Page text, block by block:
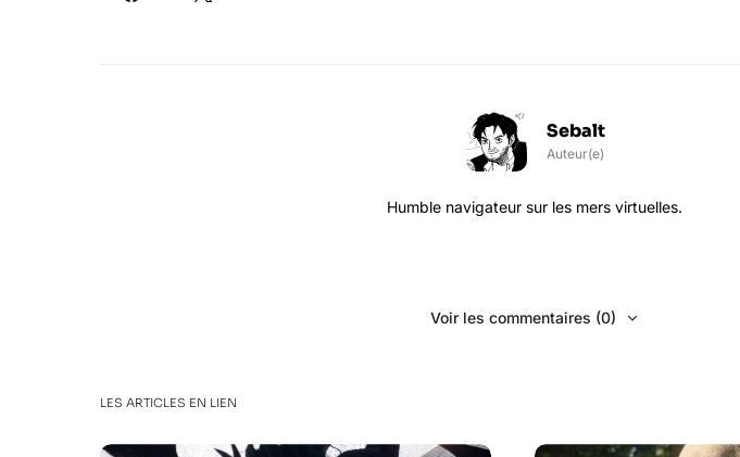
Sebalt
Auteur(e)
Humble navigateur sur les mers virtuelles.
Voir les commentaires (0)
LES ARTICLES EN LIEN